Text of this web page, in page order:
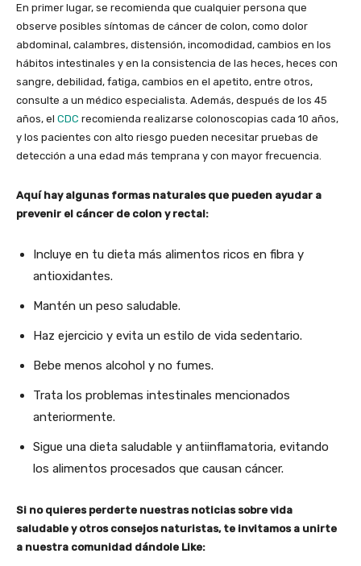
En primer lugar, se recomienda que cualquier persona que
observe posibles síntomas de cáncer de colon, como dolor
abdominal, calambres, distensión, incomodidad, cambios en los
hábitos intestinales y en la consistencia de las heces, heces con
sangre, debilidad, fatiga, cambios en el apetito, entre otros,
consulte a un médico especialista. Además, después de los 45
años, el CDC recomienda realizarse colonoscopias cada 10 años,
y los pacientes con alto riesgo pueden necesitar pruebas de
detección a una edad más temprana y con mayor frecuencia.
Aquí hay algunas formas naturales que pueden ayudar a
prevenir el cáncer de colon y rectal:
Incluye en tu dieta más alimentos ricos en fibra y
antioxidantes.
Mantén un peso saludable.
Haz ejercicio y evita un estilo de vida sedentario.
Bebe menos alcohol y no fumes.
Trata los problemas intestinales mencionados
anteriormente.
Sigue una dieta saludable y antiinflamatoria, evitando
los alimentos procesados que causan cáncer.
Si no quieres perderte nuestras noticias sobre vida
saludable y otros consejos naturistas, te invitamos a unirte
a nuestra comunidad dándole Like: